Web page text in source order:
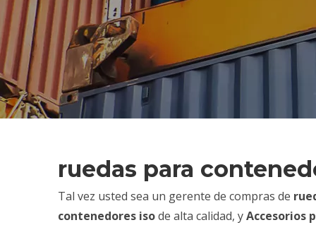
ruedas para
Tal vez usted sea un gerente de compras de
contenedores isode alta calidad, yAccesorios